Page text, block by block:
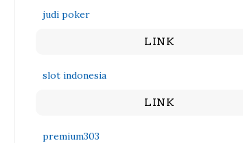
judi poker
LINK
slot indonesia
LINK
premium303